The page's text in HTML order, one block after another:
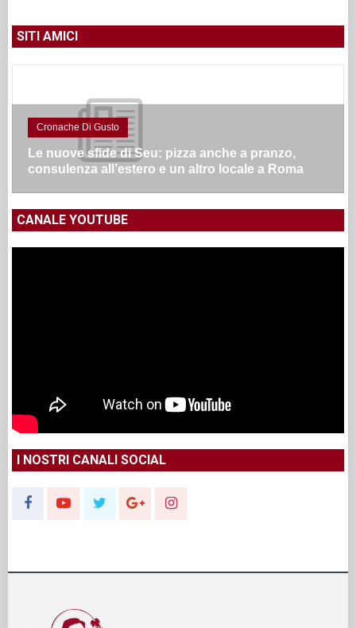
SITI AMICI
Cronache Di Gusto
Si fa presto a dire lievito madre e alveolatura: il
nostro viaggio tra le pizze degli anni ‘90
CANALE YOUTUBE
I NOSTRI CANALI SOCIAL